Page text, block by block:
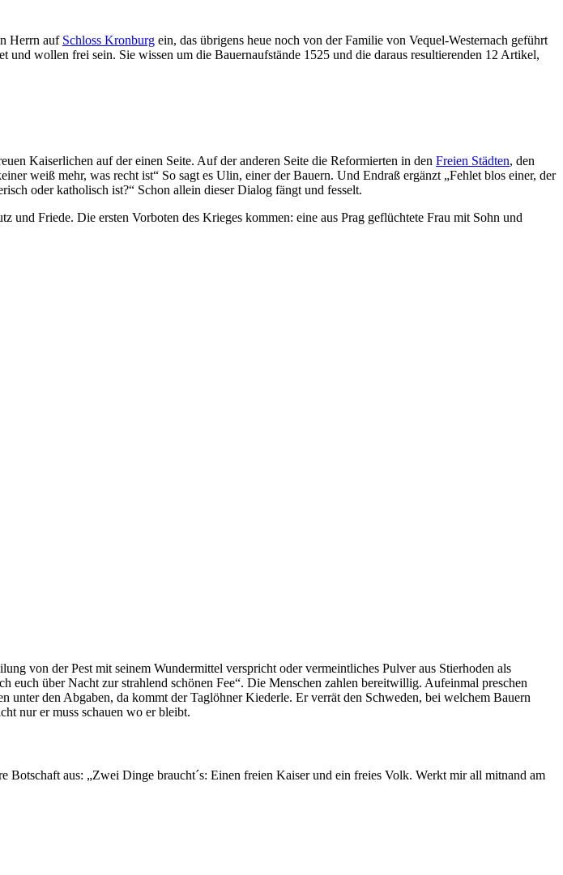
Herrn auf Schloss Kronburg ein, das übrigens heue noch von der Familie von Vequel-Westernach geführt
wollen frei sein. Sie wissen um die Bauernaufstände 1525 und die daraus resultierenden 12 Artikel,
Kaiserlichen auf der einen Seite. Auf der anderen Seite die Reformierten in den Freien Städten, den
weiß mehr, was recht ist“ So sagt es Ulin, einer der Bauern. Und Endraß ergänzt „Fehlet blos einer, der
oder katholisch ist?“ Schon allein dieser Dialog fängt und fesselt.
Friede. Die ersten Vorboten des Krieges kommen: eine aus Prag geflüchtete Frau mit Sohn und
von der Pest mit seinem Wundermittel verspricht oder vermeintliches Pulver aus Stierhoden als
über Nacht zur strahlend schönen Fee“. Die Menschen zahlen bereitwillig. Aufeinmal preschen
den Abgaben, da kommt der Taglöhner Kiederle. Er verrät den Schweden, bei welchem Bauern
nur er muss schauen wo er bleibt.
aus: „Zwei Dinge braucht´s: Einen freien Kaiser und ein freies Volk. Werkt mir all mitnand am